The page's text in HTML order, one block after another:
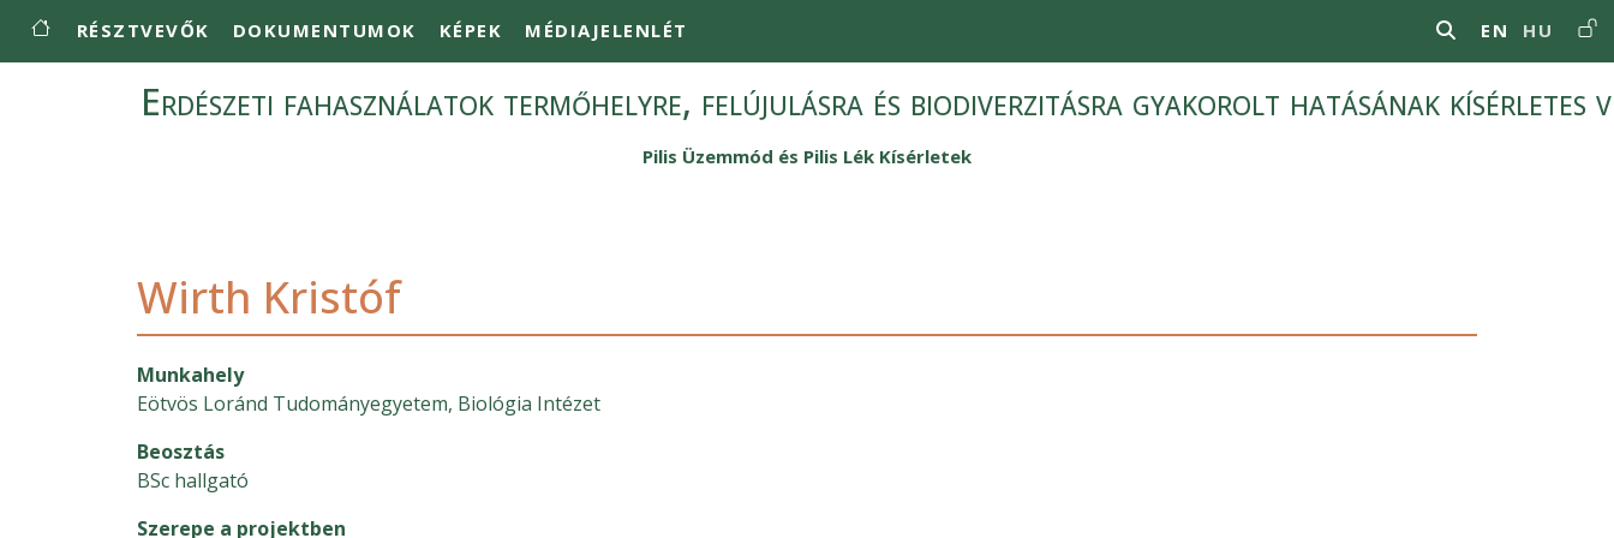
Erdészeti fahasználatok termőhelyre, felújulásra és biodiverzitásra gyakorolt hatásának kísérletes
Pilis Üzemmód és Pilis Lék Kísérletek
Main navigation
RÉSZTVEVŐK DOKUMENTUMOK KÉPEK MÉDIAJELENLÉT EN HU
Wirth Kristóf
Munkahely
Eötvös Loránd Tudományegyetem, Biológia Intézet
Beosztás
BSc hallgató
Szerepe a projektben